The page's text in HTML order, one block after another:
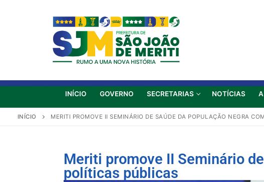
INÍCIO GOVERNO SECRETARIAS NOTÍCIAS
INÍCIO MERITI PROMOVE II SEMINÁRIO DE SAÚDE DA POPULAÇÃO NEGRA
Meriti promove II Seminário
políticas públicas